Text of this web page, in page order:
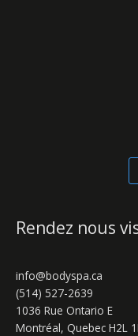
Rendez nous
info@bodyspa.ca
(514) 527-2639
1036 Rue Ontario E
Montréal, Quebec H2L